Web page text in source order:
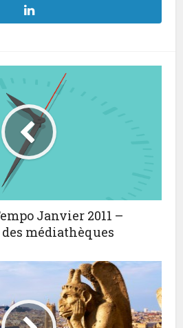
Janvier 2011 –
médiathèques